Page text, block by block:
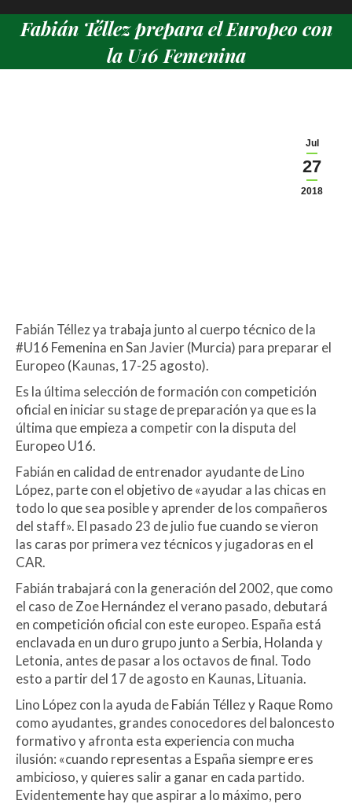
Fabián Téllez prepara el Europeo con
la U16 Femenina
Jul
27
2018
Fabián Téllez ya trabaja junto al cuerpo técnico de la
#U16 Femenina en San Javier (Murcia) para preparar el
Europeo (Kaunas, 17-25 agosto).
Es la última selección de formación con competición
oficial en iniciar su stage de preparación ya que es la
última que empieza a competir con la disputa del
Europeo U16.
Fabián en calidad de entrenador ayudante de Lino
López, parte con el objetivo de «ayudar a las chicas en
todo lo que sea posible y aprender de los compañeros
del staff». El pasado 23 de julio fue cuando se vieron
las caras por primera vez técnicos y jugadoras en el
CAR.
Fabián trabajará con la generación del 2002, que como
el caso de Zoe Hernández el verano pasado, debutará
en competición oficial con este europeo. España está
enclavada en un duro grupo junto a Serbia, Holanda y
Letonia, antes de pasar a los octavos de final. Todo
esto a partir del 17 de agosto en Kaunas, Lituania.
Lino López con la ayuda de Fabián Téllez y Raque Romo
como ayudantes, grandes conocedores del baloncesto
formativo y afronta esta experiencia con mucha
ilusión: «cuando representas a España siempre eres
ambicioso, y quieres salir a ganar en cada partido.
Evidentemente hay que aspirar a lo máximo, pero